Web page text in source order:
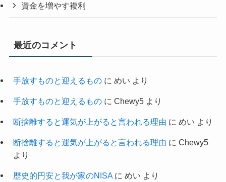
資金を増やす複利
最近のコメント
手放すものと迎えるものに めい より
手放すものと迎えるものに Chewy5より
断捨離すると運気が上がると言われる理由 に めい より
断捨離すると運気が上がると言われる理由 に Chewy5
より
歴史的円安と我が家のNISAに めい より